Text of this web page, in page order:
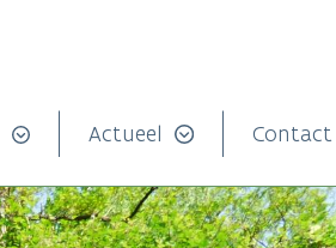
Actueel Contact